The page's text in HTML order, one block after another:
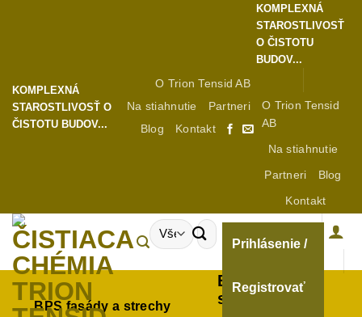
KOMPLEXNÁ
STAROSTLIVOSŤ O
ČISTOTU BUDOV...
O Trion Tensid AB
Na stiahnutie
Partneri
Blog
Kontakt
KOMPLEXNÁ
STAROSTLIVOSŤ
O ČISTOTU
BUDOV...
O Trion Tensid
AB
Na stiahnutie
Partneri
Blog
Kontakt
Prihlásenie /
Registrovať
BPS fasády a strechy
BPS fasády a
strechy